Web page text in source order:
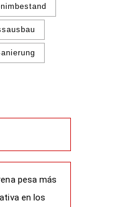
pesa más
en los